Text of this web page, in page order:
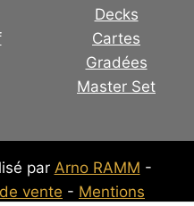
Decks
Cartes
Gradées
Master Set
par Arno RAMM -
vente - Mentions